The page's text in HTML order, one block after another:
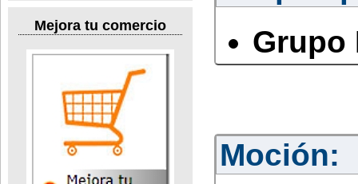
Mejora tu comercio
Grupo
Moción: